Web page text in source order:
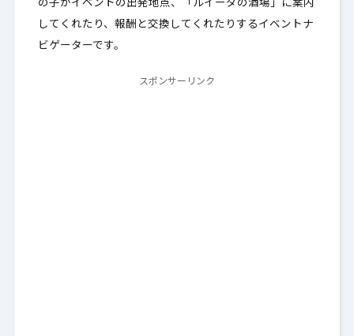
の子がイベントの出発地点、「ルイーダの酒場」に案内
してくれたり、報酬と交換してくれたりするイベントナ
ビゲーターです。
スポンサーリンク